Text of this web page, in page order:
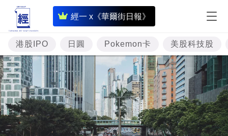
經一 x《華爾街日報》
即
時
財
經
專
題
投
資
港股IPO 日圓 Pokemon卡 美股科技股